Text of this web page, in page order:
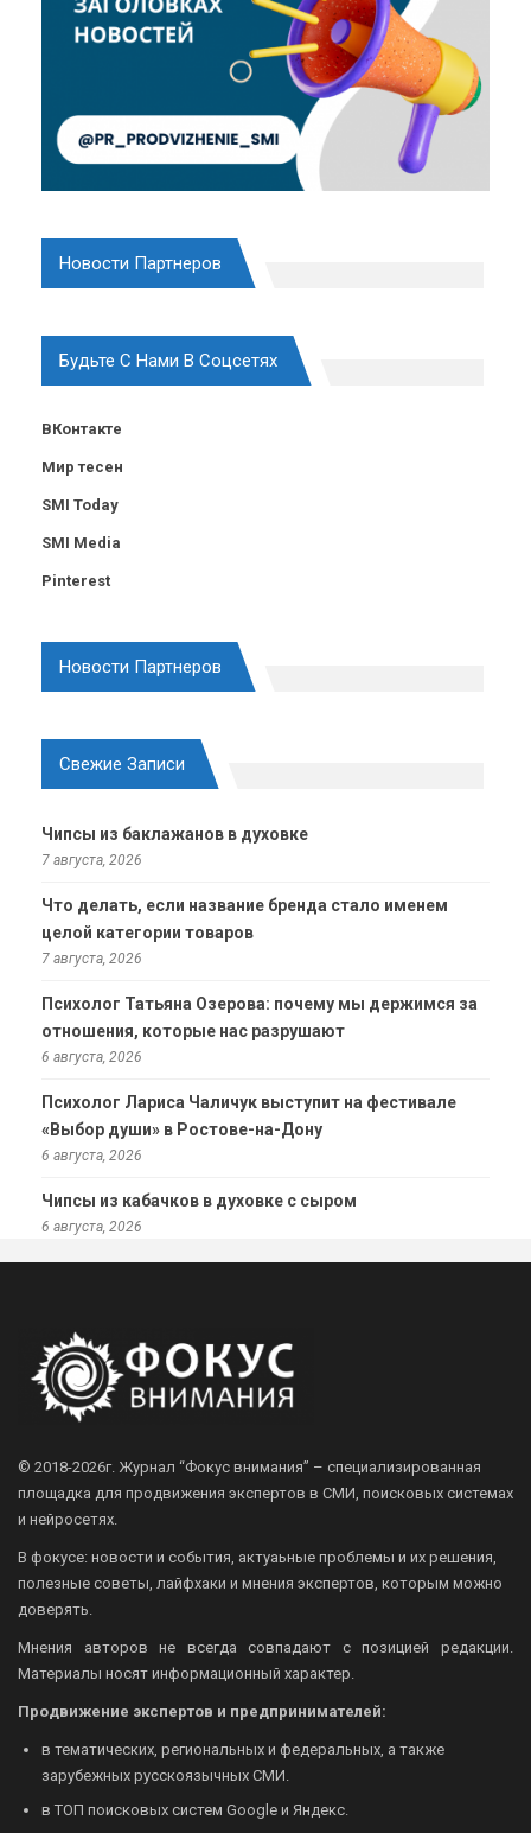
Новости Партнеров
Будьте С Нами В Соцсетях
ВКонтакте
Мир тесен
SMI Today
SMI Media
Pinterest
Новости Партнеров
Свежие Записи
Чипсы из баклажанов в духовке
7 августа, 2026
Что делать, если название бренда стало именем
целой категории товаров
7 августа, 2026
Психолог Татьяна Озерова: почему мы держимся за
отношения, которые нас разрушают
6 августа, 2026
Психолог Лариса Чаличук выступит на фестивале
«Выбор души» в Ростове-на-Дону
6 августа, 2026
Чипсы из кабачков в духовке с сыром
6 августа, 2026
© 2018-2026г. Журнал “Фокус внимания” – специализированная
площадка для продвижения экспертов в СМИ, поисковых системах
и нейросетях.
В фокусе: новости и события, актуаьные проблемы и их решения,
полезные советы, лайфхаки и мнения экспертов, которым можно
доверять.
Мнения авторов не всегда совпадают с позицией редакции.
Материалы носят информационный характер.
Продвижение экспертов и предпринимателей:
в тематических, региональных и федеральных, а также
зарубежных русскоязычных СМИ.
в ТОП поисковых систем Google и Яндекс.